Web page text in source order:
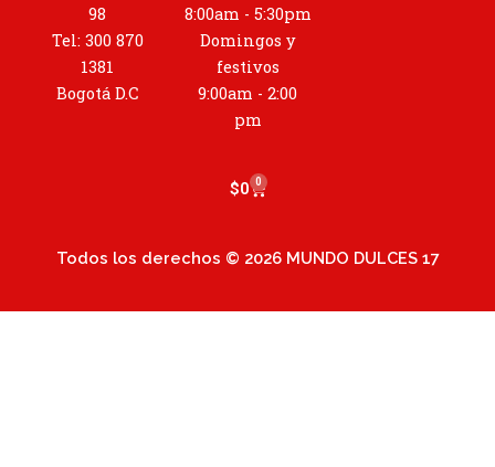
98
Tel: 300 870
1381
Bogotá D.C
8:00am - 5:30pm
Domingos y
festivos
9:00am - 2:00
pm
$0 0
Cart
Todos los derechos © 2026 MUNDO DULCES 17